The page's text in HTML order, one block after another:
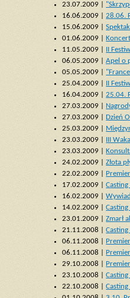
23.07.2009 |
16.06.2009 |28.06.
15.06.2009 |
01.06.2009 |
11.05.2009 |
II
06.05.2009 |Apel o
05.05.2009 |
25.04.2009 |
II
16.04.2009 |25.04.
27.03.2009 |
27.03.2009 |
Dzień
25.03.2009 |
23.03.2009 |
III
23.03.2009 |
24.02.2009 |Złota
22.02.2009 |
17.02.2009 |
16.02.2009 |
14.02.2009 |
23.01.2009 |Zmarł
21.11.2008 |
06.11.2008 |
06.11.2008 |
29.10.2008 |
23.10.2008 |
22.10.2008 |